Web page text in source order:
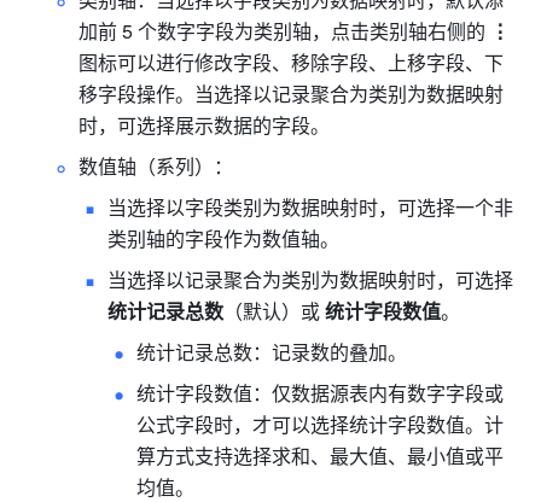
加前 5 个数字字段为类别轴，点击类别轴右侧的 ⋮
图标可以进行修改字段、移除字段、上移字段、下
移字段操作。当选择以记录聚合为类别为数据映射
时，可选择展示数据的字段。
数值轴（系列）：
当选择以字段类别为数据映射时，可选择一个非
类别轴的字段作为数值轴。
统计记录总数 （默认）或 统计字段数值。
统计记录总数：记录数的叠加。
统计字段数值：仅数据源表内有数字字段或
公式字段时，才可以选择统计字段数值。计
算方式支持选择求和、最大值、最小值或平
均值。